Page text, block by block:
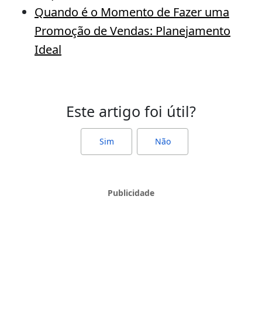
Quando é o Momento de Fazer uma
Promoção de Vendas: Planejamento
Ideal
Este artigo foi útil?
Sim Não